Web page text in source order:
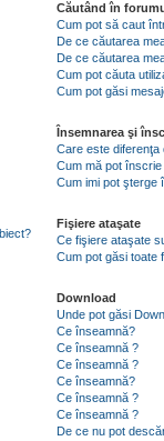
Căutând în
Cum pot să caut
De ce căutarea
De ce căutarea
Cum pot căuta
Cum pot găsi
Însemnarea şi
Care este
Cum mă pot
Cum imi pot şterge
Fişiere ataşate
Ce fişiere ataşate
Cum pot găsi toate
Download
Unde pot găsi
Ce înseamnă?
Ce înseamnă ?
Ce înseamnă ?
Ce înseamnă?
Ce înseamnă ?
Ce înseamnă ?
De ce nu pot